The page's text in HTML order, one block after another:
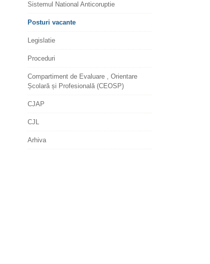
Sistemul National Anticoruptie
Posturi vacante
Legislatie
Proceduri
Compartiment de Evaluare , Orientare
Școlară și Profesională (CEOSP)
CJAP
CJL
Arhiva